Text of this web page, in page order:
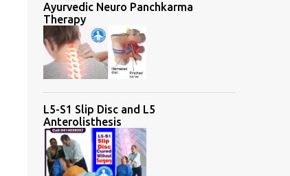
Ayurvedic Neuro Panchkarma
Therapy
L5-S1 Slip Disc and L5
Anterolisthesis